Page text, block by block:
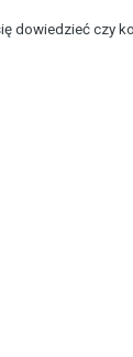
dowiedzieć czy